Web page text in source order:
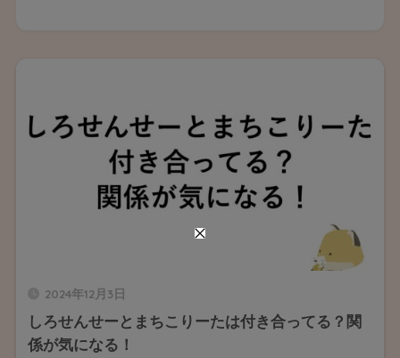
2024年12月3日
しろせんせーとまちこりーたは付き合ってる？関
係が気になる！